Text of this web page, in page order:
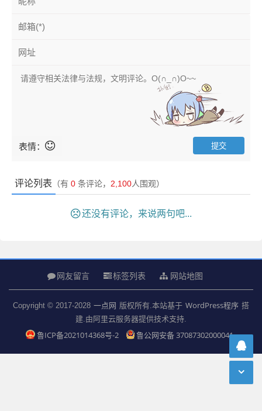
表情：
评论列表 （有 0 条评论， 2,100人围观）
还没有评论，来说两句吧...
网友留言 标签列表 网站地图
Copyright © 2017-2028 一点网 版权所有.本站基于 WordPress程序 搭
建.由阿里云服务器提供技术支持.
鲁ICP备2021014368号-2 鲁公网安备 37087302000041